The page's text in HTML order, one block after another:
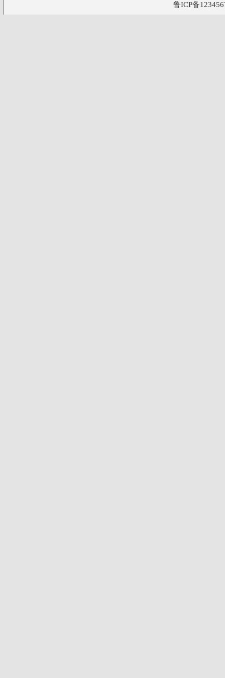
鲁ICP备